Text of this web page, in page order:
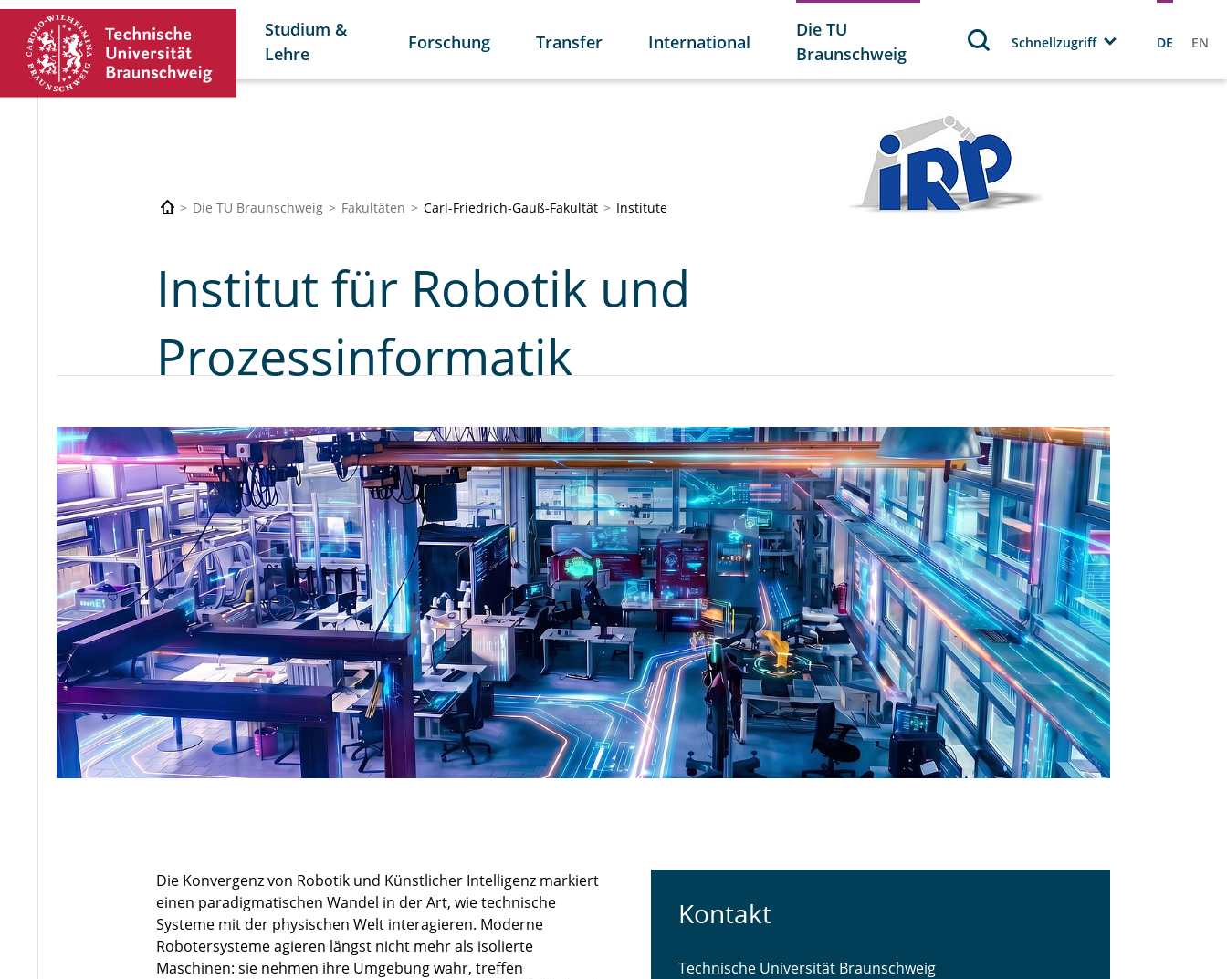
Studium &
Lehre
Forschung Transfer International
Die TU
Braunschweig
Schnellzugriff DE EN
Die TU Braunschweig Fakultäten Carl-Friedrich-Gauß-Fakultät Institute
Institut für Robotik und
Prozessinformatik
Die Konvergenz von Robotik und Künstlicher Intelligenz markiert
einen paradigmatischen Wandel in der Art, wie technische
Systeme mit der physischen Welt interagieren. Moderne
Robotersysteme agieren längst nicht mehr als isolierte
Maschinen: sie nehmen ihre Umgebung wahr, treffen
Kontakt
Technische Universität Braunschweig